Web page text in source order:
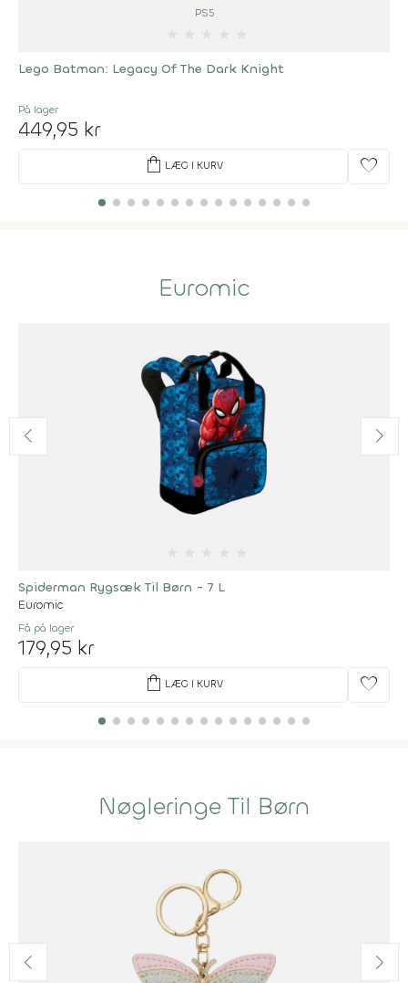
PS5
Lego Batman: Legacy Of The Dark Knight
På lager
449,95 kr
shopping_bag LÆG I KURV favorite
Euromic
Spiderman Rygsæk Til Børn - 7 L
Euromic
Få på lager
179,95 kr
shopping_bag LÆG I KURV favorite
Nøgleringe Til Børn